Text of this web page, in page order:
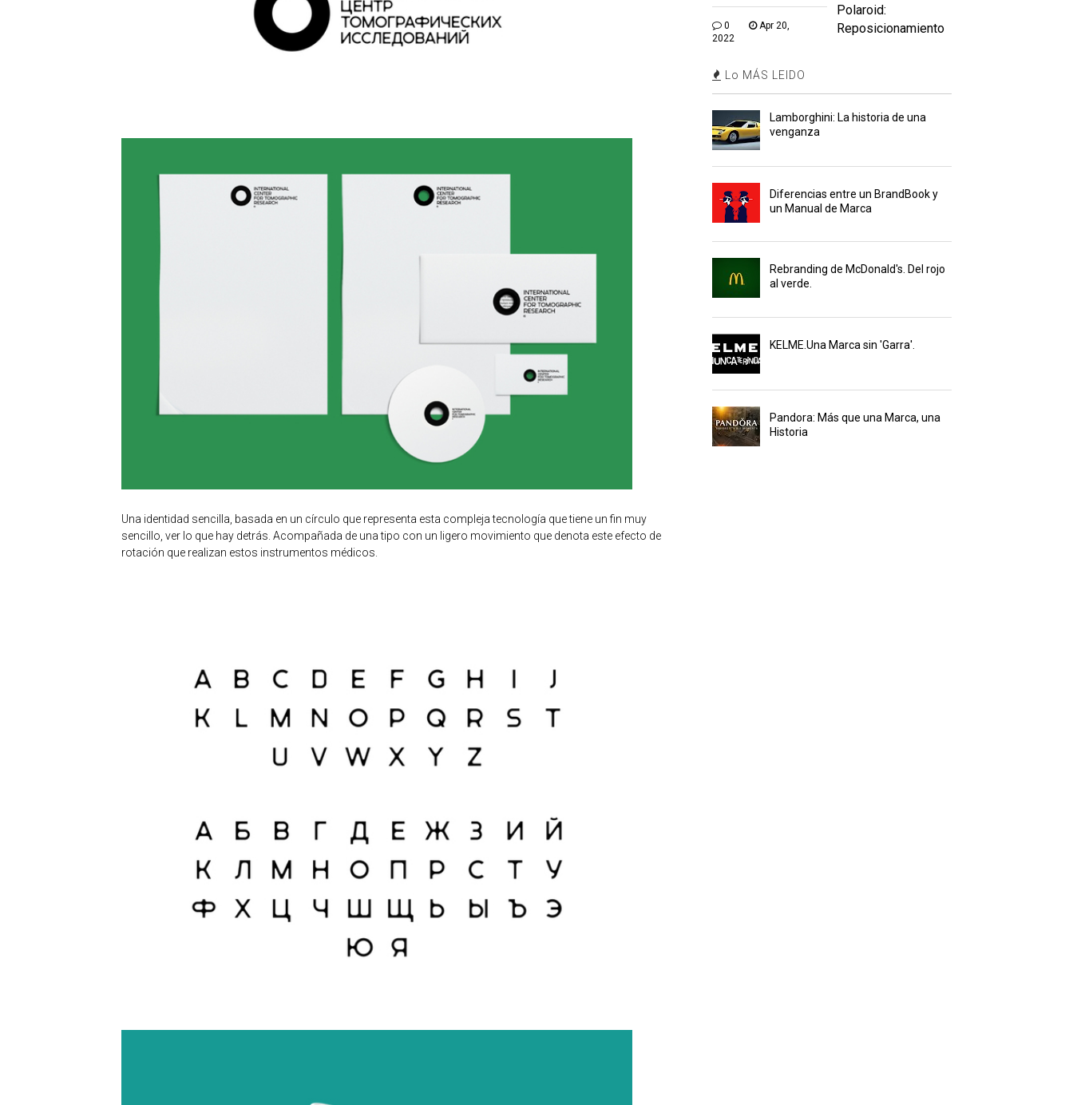
Una identidad sencilla, basada en un círculo que representa esta compleja tecnología que tiene un fin muy
sencillo, ver lo que hay detrás. Acompañada de una tipo con un ligero movimiento que denota este efecto de
rotación que realizan estos instrumentos médicos.
0
Apr 20,
2022
Polaroid:
Reposicionamiento
Lo MÁS LEIDO
Lamborghini: La historia de una
venganza
Diferencias entre un BrandBook y
un Manual de Marca
Rebranding de McDonald's. Del rojo
al verde.
KELME.Una Marca sin 'Garra'.
Pandora: Más que una Marca, una
Historia